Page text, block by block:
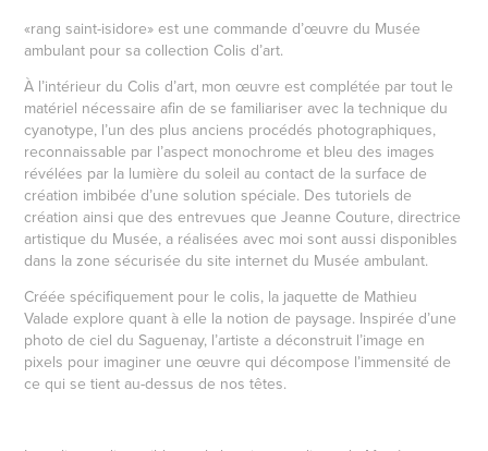
«rang saint-isidore» est une commande d’œuvre du Musée
ambulant pour sa collection Colis d’art.
À l’intérieur du Colis d’art, mon œuvre est complétée par tout le
matériel nécessaire afin de se familiariser avec la technique du
cyanotype, l’un des plus anciens procédés photographiques,
reconnaissable par l’aspect monochrome et bleu des images
révélées par la lumière du soleil au contact de la surface de
création imbibée d’une solution spéciale. Des tutoriels de
création ainsi que des entrevues que Jeanne Couture, directrice
artistique du Musée, a réalisées avec moi sont aussi disponibles
dans la zone sécurisée du site internet du Musée ambulant.
Créée spécifiquement pour le colis, la jaquette de Mathieu
Valade explore quant à elle la notion de paysage. Inspirée d’une
photo de ciel du Saguenay, l’artiste a déconstruit l’image en
pixels pour imaginer une œuvre qui décompose l’immensité de
ce qui se tient au-dessus de nos têtes.